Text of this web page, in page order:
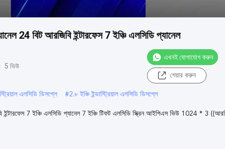
24 বিট আরজিবি ইন্টারফেস 7 ইঞ্চি এলসিডি প্যানেল
5 ভিউ
এখনই যোগাযোগ করুন
শেয়ার করুন
এলসিডি ডিসপ্লে #2.৮ ইঞ্চি ইন্ডাস্ট্রিয়াল এলসিডি ডিসপ্লে
7 ইঞ্চি এলসিডি প্যানেল 7 ইঞ্চি টিফট এলসিডি স্ক্রিন আইপিএস ভিউ 1024 * 3